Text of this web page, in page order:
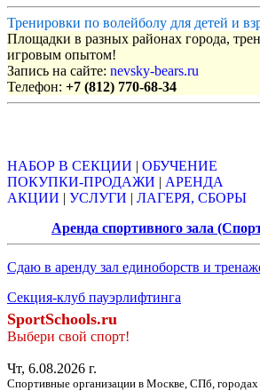
Тренировки по волейболу для детей и
Площадки в разных районах города,
игровым опытом!
Запись на сайте: nevsky-bears.ru
Телефон: +7 (812) 770-68-34
НАБОР В СЕКЦИИ | ОБУЧЕНИЕ
ПОКУПКИ-ПРОДАЖИ | АРЕНДА
АКЦИИ | УСЛУГИ | ЛАГЕРЯ, СБОРЫ
Аренда спортивного зала
Сдаю в аренду зал единоборств и
Секция-клуб пауэрлифтинга
SportSchools.ru
Выбери свой спорт!
Чт, 6.08.2026 г.
Спортивные организации в Москве, СПб, городах